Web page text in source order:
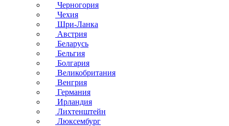
Черногория
Чехия
Шри-Ланка
Австрия
Беларусь
Бельгия
Болгария
Великобритания
Венгрия
Германия
Ирландия
Лихтенштейн
Люксембург